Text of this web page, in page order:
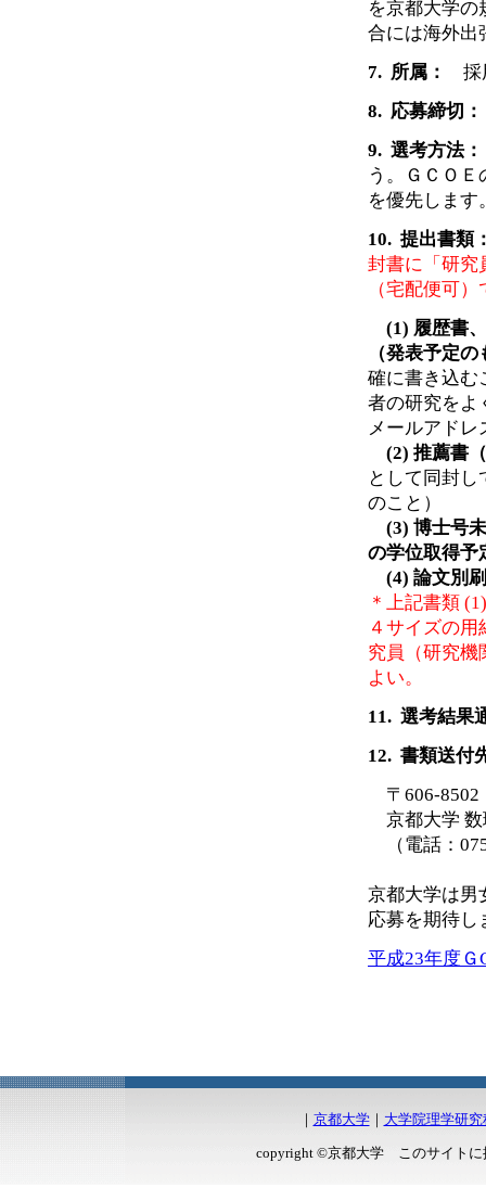
を京都大学の
合には海外出
7. 所属：
採
8. 応募締切：
9. 選考方法：
う。ＧＣＯ
を優先します
10. 提出書類
封書に「研究
（宅配便可
(1) 履歴書
（発表予定
確に書き込む
者の研究をよ
メールアドレ
(2) 推薦書
として同封
のこと）
(3) 博士号
の学位取得予
(4) 論文別
＊上記書類
４サイズの
究員（研究機
よい。
11. 選考結果
12. 書類送付
〒606-8502
京都大学 数
（電話：
京都大学は男
応募を期待し
平成23年度Ｇ
｜ 京都大学｜ 大学院理学研究
copyright ©京都大学 このサイトに